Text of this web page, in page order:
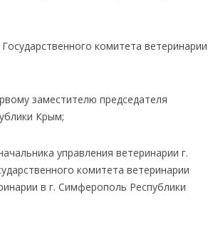
комитета ветеринарии
заместителю председателя
Крым;
управления ветеринарии г.
комитета ветеринарии
в г. Симферополь Республики